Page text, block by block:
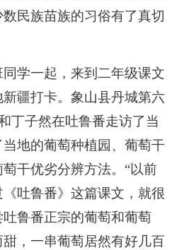
民族苗族的习俗有了真切
学一起，来到二年级课文
新疆打卡。象山县丹城第六
丁子然在吐鲁番走访了当
地的葡萄种植园、葡萄干
干优劣分辨方法。“以前
吐鲁番》这篇课文，就很
鲁番正宗的葡萄和葡萄
，一串葡萄居然有好几百